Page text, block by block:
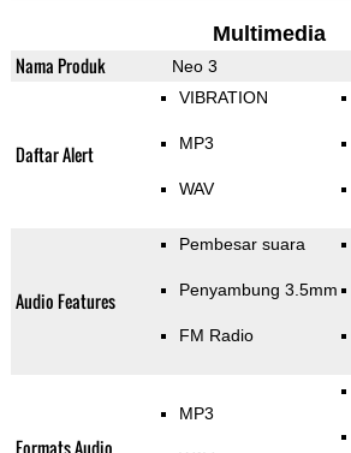
Multimedia
Nama Produk Neo 3
Daftar Alert
VIBRATION
MP3
WAV
Audio Features
Pembesar suara
Penyambung 3.5mm
FM Radio
Formats Audio
MP3